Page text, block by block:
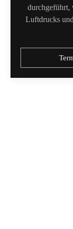
durchgeführt,
Luftdrucks